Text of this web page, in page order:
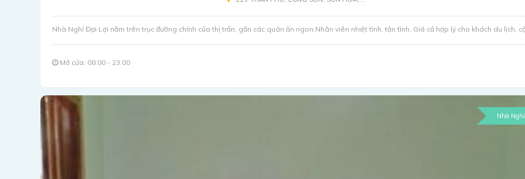
Nhà Nghỉ Đại Lợi nằm trên trục đường chính của thị trấn, gần các quán ăn ngon.Nhân viên nhiệt tình, tận tình. Giá cả hợp lý cho khách du lịch,
Mở cửa: 08:00 - 23:00
Nhà Nghỉ